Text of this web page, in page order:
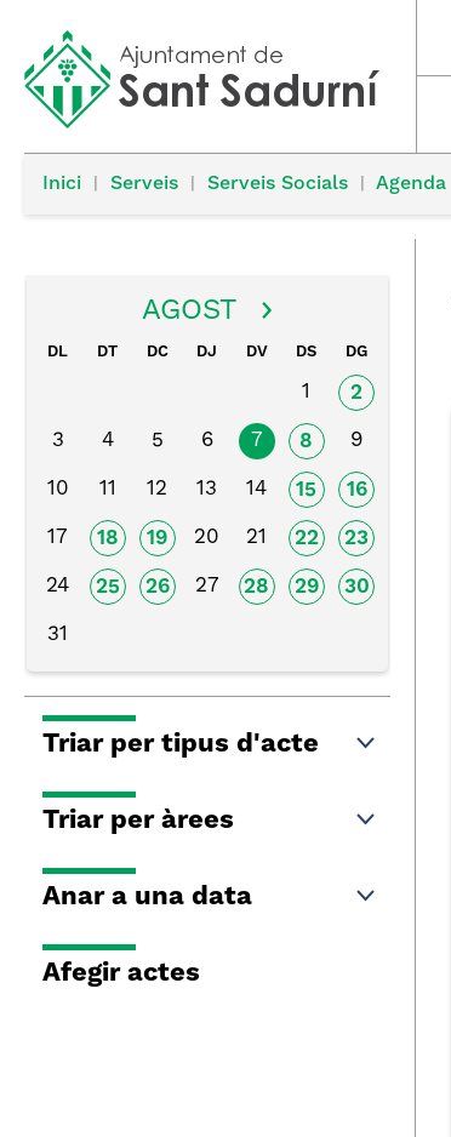
Inici Serveis Serveis Socials Agenda
AGOST
DL DT DC DJ DV DS DG
1 2
3 4 5 6 7 8 9
10 11 12 13 14 15 16
17 18 19 20 21 22 23
24 25 26 27 28 29 30
31
Triar per tipus d'acte
Triar per àrees
Anar a una data
Afegir actes